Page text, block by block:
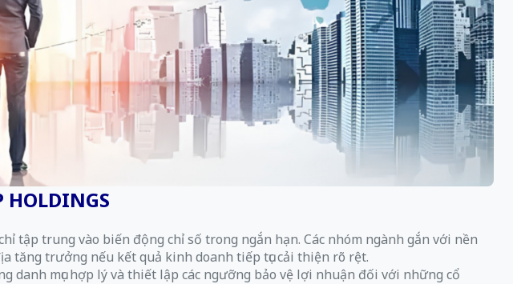
HOLDINGS
tập trung vào biến động chỉ số trong ngắn hạn. Các nhóm ngành gắn với nền
tăng trưởng nếu kết quả kinh doanh tiếp tục cải thiện rõ rệt.
mục hợp lý và thiết lập các ngưỡng bảo vệ lợi nhuận đối với những cổ